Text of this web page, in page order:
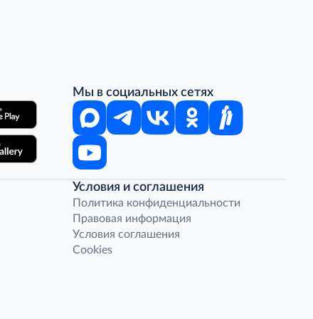
Мы в социальных сетях
Условия и соглашения
Политика конфиденциальности
Правовая информация
Условия соглашения
Cookies